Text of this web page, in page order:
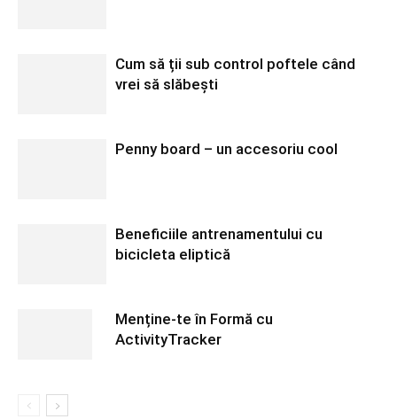
Cum să ții sub control poftele când
vrei să slăbești
Penny board – un accesoriu cool
Beneficiile antrenamentului cu
bicicleta eliptică
Menține-te în Formă cu
ActivityTracker